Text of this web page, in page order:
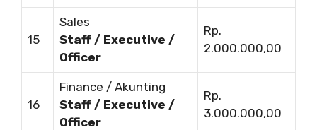
15
Sales
Staff / Executive /
Officer
Rp.
2.000.000,00
16
Finance / Akunting
Staff / Executive /
Officer
Rp.
3.000.000,00